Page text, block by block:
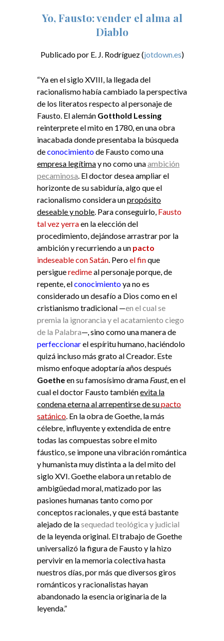
Yo, Fausto: vender el alma al
Diablo
Publicado por E. J. Rodríguez (jotdown.es)​
“Ya en el siglo XVIII, la llegada del
racionalismo había cambiado la perspectiva
de los literatos respecto al personaje de
Fausto. El alemán Gotthold Lessing
reinterprete el mito en 1780, en una obra
inacabada donde presentaba la búsqueda
deconocimientode Fausto como una
empresa legítimay no como unaambición
pecaminosa . El doctor desea ampliar el
horizonte de su sabiduría, algo que el
racionalismo considera unpropósito
deseable y noble . Para conseguirlo, Fausto
tal vez yerraen la elección del
procedimiento, dejándose arrastrar por la
ambición y recurriendo a un pacto
indeseable con Satán . Peroel finque
persigueredimeal personaje porque, de
repente, elconocimientoya no es
considerado un desafío a Dios como en el
cristianismo tradicional —en el cual se
premia la ignorancia y el acatamiento ciego
de la Palabra—, sino como una manera de
perfeccionarel espíritu humano, haciéndolo
quizá incluso más grato al Creador. Este
mismo enfoque adoptaría años después
Goetheen su famosísimo drama Faust, en el
cual el doctor Fausto tambiénevita la
condena eterna al arrepentirse de supacto
satánico . En la obra de Goethe, la más
célebre, influyente y extendida de entre
todas las compuestas sobre el mito
fáustico, se impone una vibración romántica
y humanista muy distinta a la del mito del
siglo XVI. Goethe elabora un retablo de
ambigüedad moral, matizado por las
pasiones humanas tanto como por
conceptos racionales, y que está bastante
alejado de lasequedad teológica y judicial
de la leyenda original. El trabajo de Goethe
universalizó la figura de Fausto y la hizo
pervivir en la memoria colectiva hasta
nuestros días, por más que diversos giros
románticos y racionalistas hayan
abandonado la esencia originaria de la
leyenda.”